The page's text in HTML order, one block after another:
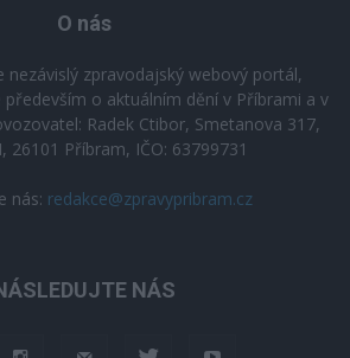
O nás
nezávislý zpravodajský webový portál,
o aktuálním dění v Příbrami a v
Radek Ctibor, Smetanova 317,
26101 Příbram, IČO: 63799731
nás: redakce@zpravypribram.cz
NÁS